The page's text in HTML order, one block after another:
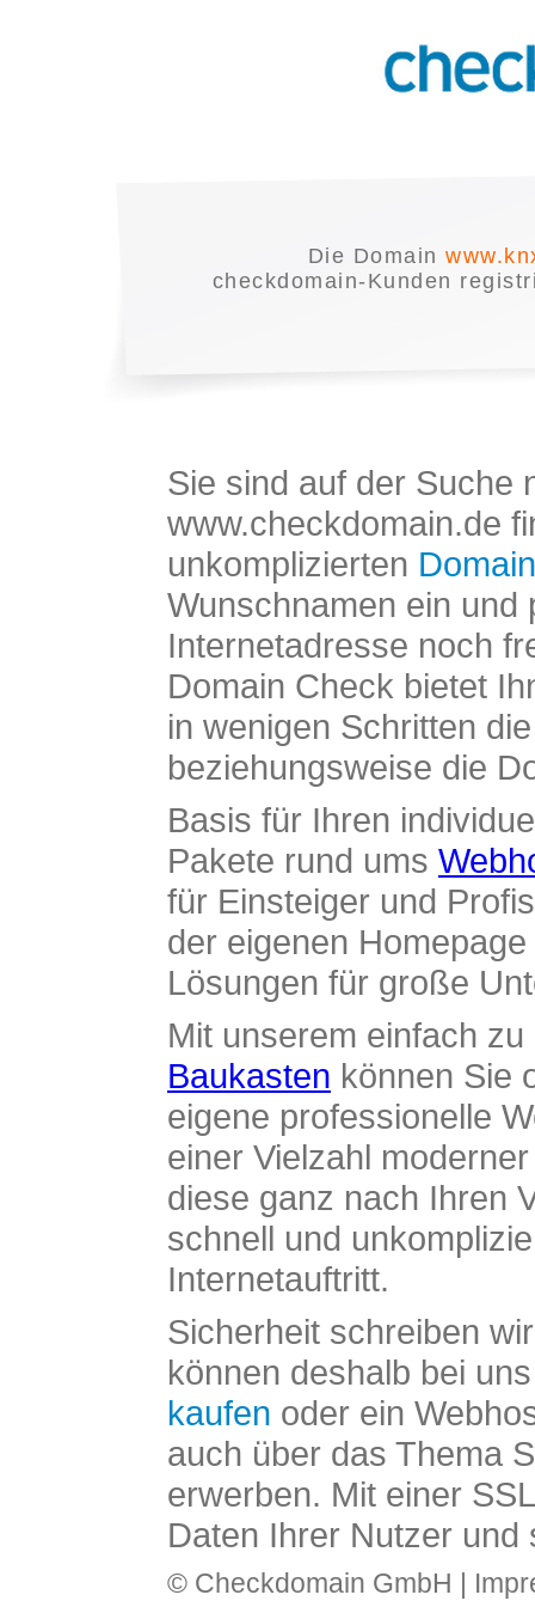
Die Domain
checkdomain-Kunden
Sie sind auf der Suche
www.checkdomain.de
unkomplizierten
Wunschnamen ein und
Internetadresse noch
Domain Check bietet
in wenigen Schritten
beziehungsweise die
Basis für Ihren
Pakete rund ums
für Einsteiger und
der eigenen
Lösungen für große
Mit unserem einfach
Baukasten können Sie
eigene professionelle
einer Vielzahl
diese ganz nach Ihren
schnell und
Internetauftritt.
Sicherheit schreiben
können deshalb bei
kaufen oder ein
auch über das Thema
erwerben. Mit einer
Daten Ihrer Nutzer und
© Checkdomain GmbH |